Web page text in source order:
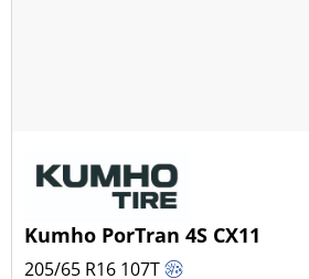
Kumho PorTran 4S CX11
205/65 R16 107T